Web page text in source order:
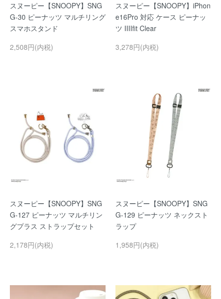
スヌーピー【SNOOPY】SNG
G-30 ピーナッツ マルチリング
スマホスタンド
2,508円(内税)
スヌーピー【SNOOPY】iPhon
e16Pro 対応 ケース ピーナッ
ツ IIIIfit Clear
3,278円(内税)
スヌーピー【SNOOPY】SNG
G-127 ピーナッツ マルチリン
グプラス ストラップセット
2,178円(内税)
スヌーピー【SNOOPY】SNG
G-129 ピーナッツ ネックスト
ラップ
1,958円(内税)